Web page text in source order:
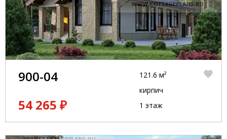
900-04
54 265 ₽
121.6 м²
кирпич
1 этаж